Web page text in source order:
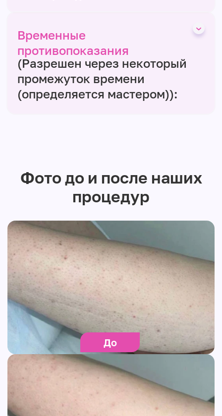
Временные
противопоказания
(Разрешен через некоторый
промежуток времени
(определяется мастером)):
Фото до и после наших
процедур
До